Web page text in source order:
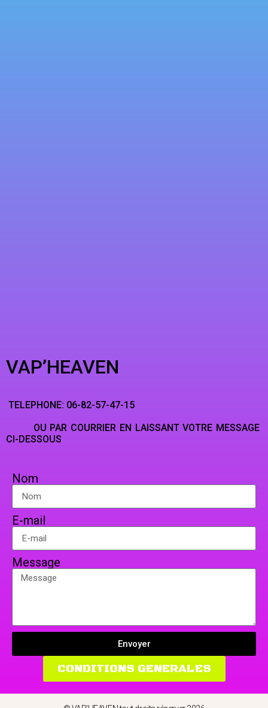
VAP’HEAVEN
TELEPHONE: 06-82-57-47-15
OU PAR COURRIER EN LAISSANT VOTRE MESSAGE
CI-DESSOUS
Nom
E-mail
Message
Envoyer
CONDITIONS GENERALES